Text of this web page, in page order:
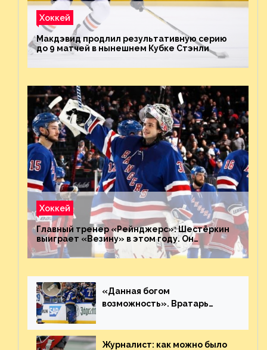
Хоккей
Макдэвид продлил результативную серию
до 9 матчей в нынешнем Кубке Стэнли
Хоккей
Главный тренер «Рейнджерс»: Шестёркин
выиграет «Везину» в этом году. Он
невероятен
«Данная богом
возможность». Вратарь
броске бутылкой в Кадри
Журналист: как можно было